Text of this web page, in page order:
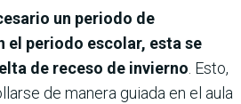
un periodo de
periodo escolar, esta se
de receso de invierno . Esto,
de manera guiada en el aula